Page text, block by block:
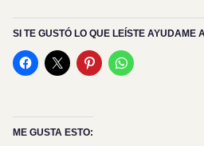
SI TE GUSTÓ LO QUE LEÍSTE AYUDAME
ME GUSTA ESTO: